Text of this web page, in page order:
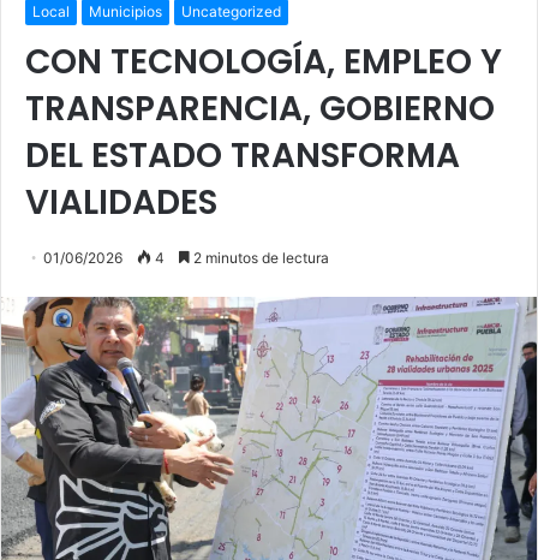
Local Municipios Uncategorized
CON TECNOLOGÍA, EMPLEO Y
TRANSPARENCIA, GOBIERNO
DEL ESTADO TRANSFORMA
VIALIDADES
01/06/2026 4 2 minutos de lectura